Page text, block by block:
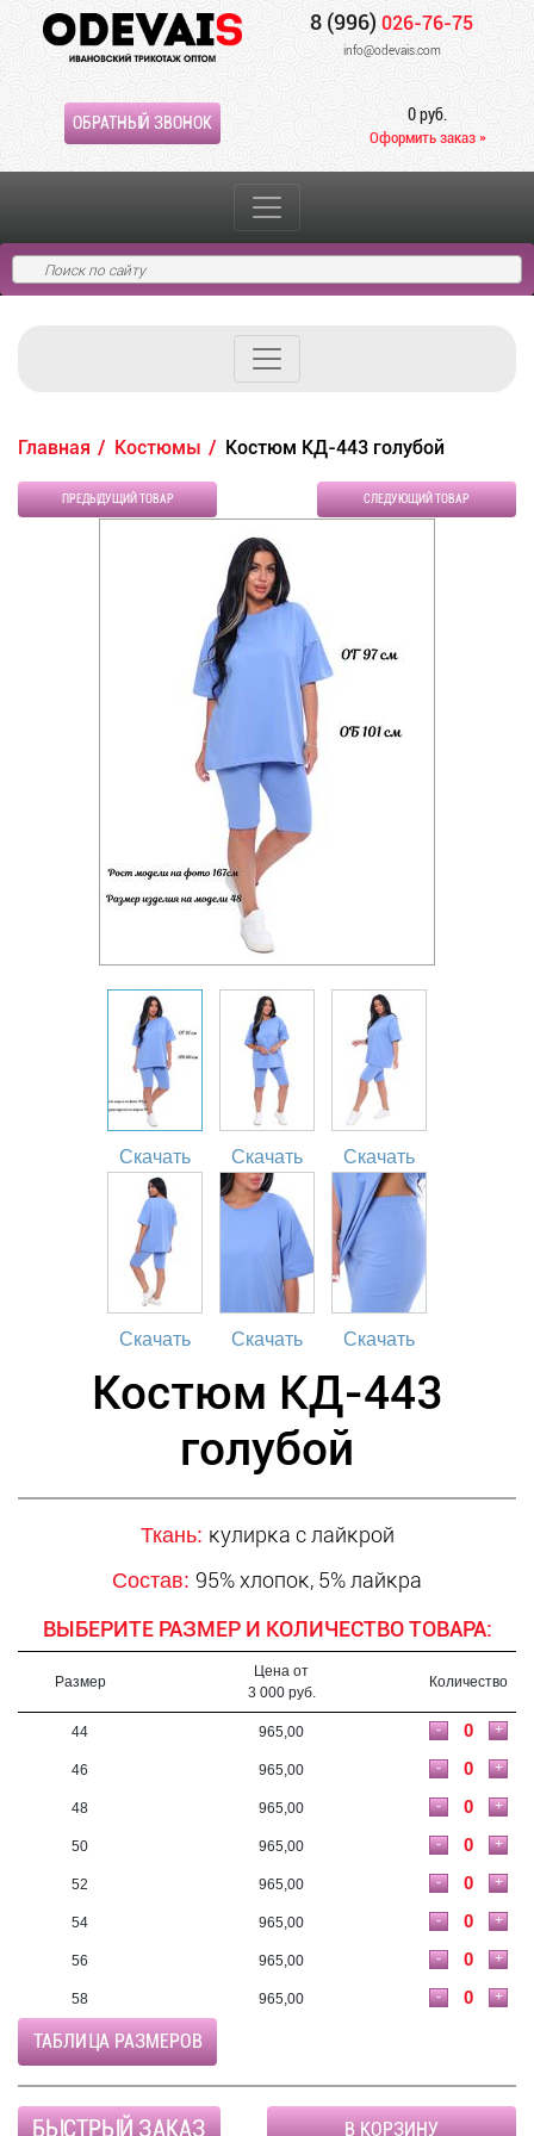
8 (996) 026-76-75
info@odevais.com
ОБРАТНЫЙ ЗВОНОК 0 руб.
Оформить заказ »
Главная Костюмы Костюм КД-443 голубой
ПРЕДЫДУЩИЙ ТОВАР СЛЕДУЮЩИЙ ТОВАР
Скачать Скачать Скачать
Скачать Скачать Скачать
Костюм КД-443
голубой
Ткань: кулирка с лайкрой
Состав: 95% хлопок, 5% лайкра
ВЫБЕРИТЕ РАЗМЕР И КОЛИЧЕСТВО ТОВАРА:
Размер
Цена от
3 000 руб.
Количество
44 965,00 +
-
46 965,00 +
-
48 965,00 +
-
50 965,00 +
-
52 965,00 +
-
54 965,00 +
-
56 965,00 +
-
58 965,00 +
-
ТАБЛИЦА РАЗМЕРОВ
БЫСТРЫЙ ЗАКАЗ В КОРЗИНУ